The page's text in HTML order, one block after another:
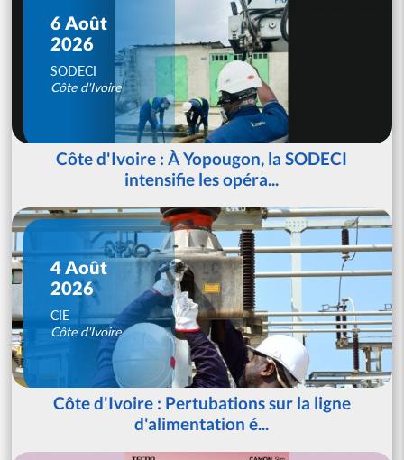
6 Août
2026
SODECI
Côte d'Ivoire
Côte d'Ivoire : À Yopougon, la SODECI
intensifie les opéra...
4 Août
2026
CIE
Côte d'Ivoire
Côte d'Ivoire : Pertubations sur la ligne
d'alimentation é...